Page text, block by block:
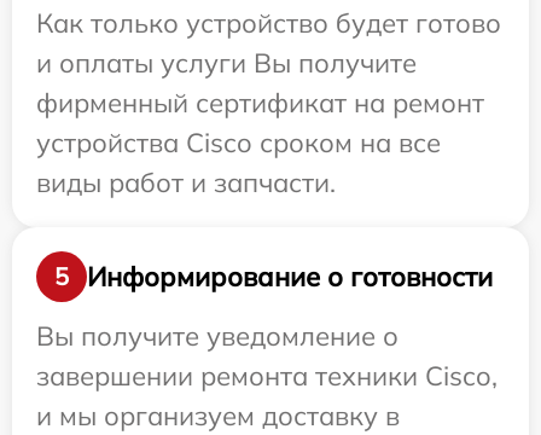
Как только устройство будет готово
и оплаты услуги Вы получите
фирменный сертификат на ремонт
устройства Cisco сроком на все
виды работ и запчасти.
5
Информирование о готовности
Вы получите уведомление о
завершении ремонта техники Cisco,
и мы организуем доставку в